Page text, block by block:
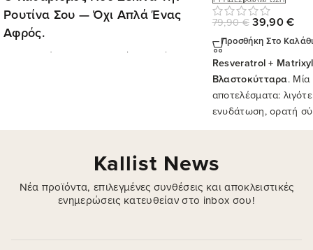
Ρουτίνα Σου — Όχι Απλά Ένας
Αφρός.
Η επιδερμίδα σου δεν χρειάζεται μόνο
79,90€ 39,90€
Προσθήκη Στο Καλάθι
Resveratrol +
Βλαστοκύτταρα.
αποτελέσματα:
ενυδάτωση, ορατή
Kallist News
Νέα προϊόντα, επιλεγμένες συνθέσεις και αποκλειστικές
ενημερώσεις κατευθείαν στο inbox σου!